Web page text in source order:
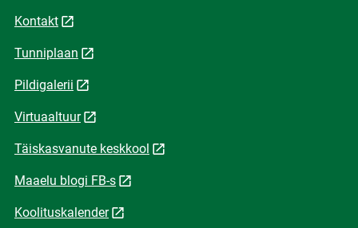
Kontakt
Tunniplaan
Pildigalerii
Virtuaaltuur
Täiskasvanute keskkool
Maaelu blogi FB-s
Koolituskalender